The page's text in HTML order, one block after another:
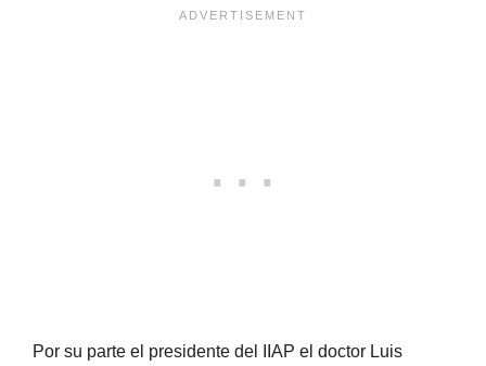
Por su parte el presidente del IIAP el doctor Luis